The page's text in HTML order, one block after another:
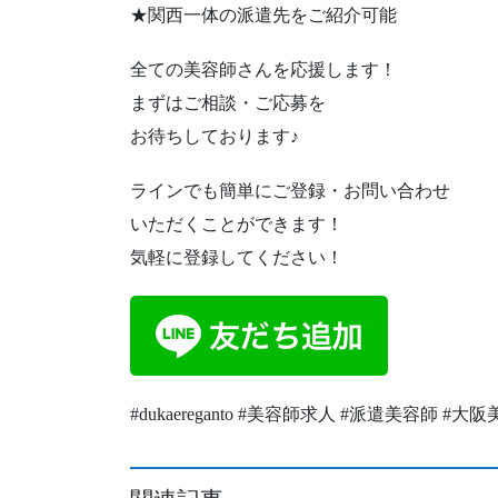
★関西一体の派遣先をご紹介可能
全ての美容師さんを応援します！
まずはご相談・ご応募を
お待ちしております♪
ラインでも簡単にご登録・お問い合わせ
いただくことができます！
気軽に登録してください！
#dukaereganto #美容師求人 #派遣美容師 #大阪